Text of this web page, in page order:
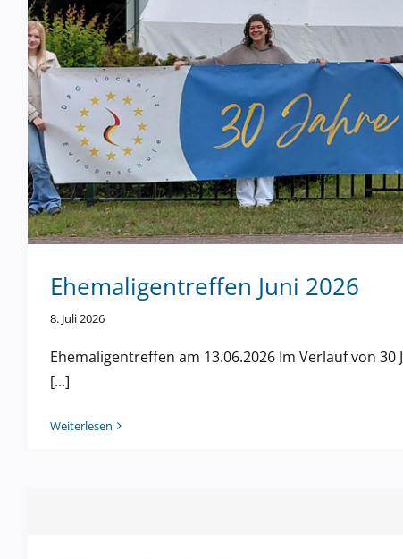
Ehemaligentreffen Juni 2026
8. Juli 2026
Ehemaligentreffen am 13.06.2026 Im Verlauf von
[...]
Weiterlesen